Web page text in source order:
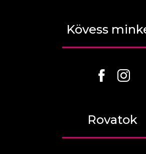
Kövess
Rovatok